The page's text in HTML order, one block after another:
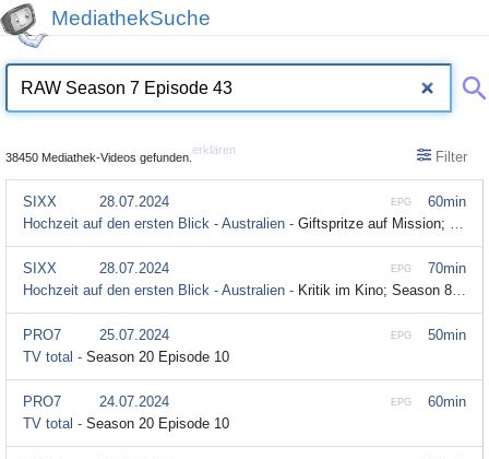
MediathekSuche
38450 Mediathek-Videos gefunden.
erklären Filter
60min
EPG
SIXX
28.07.2024
Hochzeit auf den ersten Blick - Australien - Giftspritze auf Mission; Season 8 Episode 20
70min
EPG
SIXX
28.07.2024
Hochzeit auf den ersten Blick - Australien - Kritik im Kino; Season 8 Episode 19
50min
EPG
PRO7
25.07.2024
TV total - Season 20 Episode 10
60min
EPG
PRO7
24.07.2024
TV total - Season 20 Episode 10